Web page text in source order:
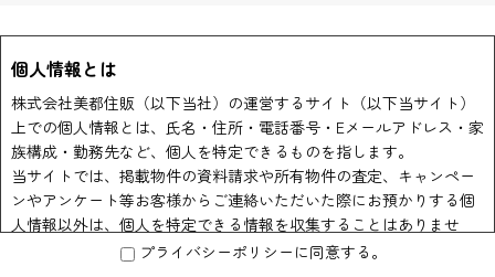
個人情報とは
株式会社美都住販（以下当社）の運営するサイト（以下当サイト）
上での個人情報とは、氏名・住所・電話番号・Eメールアドレス・家
族構成・勤務先など、個人を特定できるものを指します。
当サイトでは、掲載物件の資料請求や所有物件の査定、キャンペー
ンやアンケート等お客様からご連絡いただいた際にお預かりする個
人情報以外は、個人を特定できる情報を収集することはありませ
プライバシーポリシーに同意する。